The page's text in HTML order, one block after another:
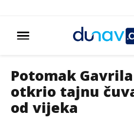
Potomak
otkrio tajnu
od vijeka